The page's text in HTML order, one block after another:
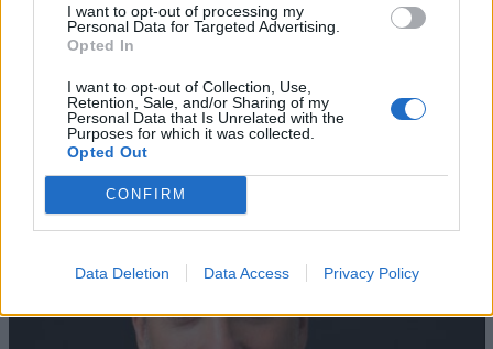
I want to opt-out of processing my
Personal Data for Targeted Advertising.
Opted In
I want to opt-out of Collection, Use,
Retention, Sale, and/or Sharing of my
Personal Data that Is Unrelated with the
Purposes for which it was collected.
Opted Out
CONFIRM
Data Deletion Data Access Privacy Policy
AZIENDE E MERCATI
Davide Sechi
Dal lusso circolare all’intelligenza artificiale: come
Lenush Saf costruisce un ecosistema tra creatività,
impresa e musica